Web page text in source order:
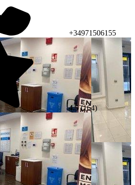
+34971506155
4.5(164)